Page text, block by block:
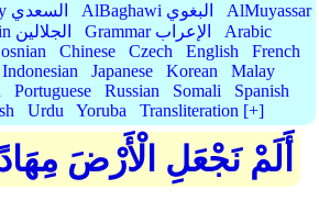
AsSaadiyy السعدي AlBaghawi البغوي
AlMuyassar
AlJalalain الجلالين Grammar الإعراب
Arabic
Chinese Czech English
French
Indonesian Japanese Korean
Malay
Portuguese Russian Somali
Spanish
Urdu Yoruba Transliteration [+]
أَلَمْ نَجْعَلِ الْأَرْضَ